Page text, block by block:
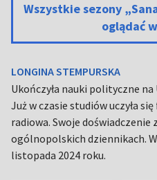
Wszystkie sezony
oglądać
LONGINA STEMPURSKA
Ukończyła nauki polityczne
Już w czasie studiów uczyła
radiowa. Swoje doświadczenie
ogólnopolskich dziennikach.
listopada 2024 roku.